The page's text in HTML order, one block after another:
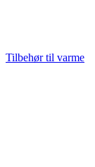
Tilbehør til varme